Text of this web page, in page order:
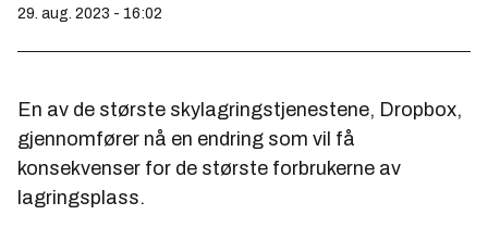
29. aug. 2023 - 16:02
En av de største skylagringstjenestene, Dropbox,
gjennomfører nå en endring som vil få
konsekvenser for de største forbrukerne av
lagringsplass.